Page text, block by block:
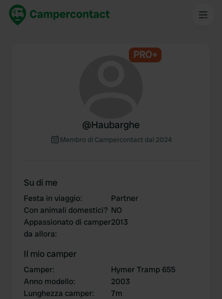
PRO+
@Haubarghe
Membro di Campercontact dal 2024
Su di me
Festa in viaggio:
Partner
Con animali domestici? NO
Appassionato di camper
da allora:
2013
Il mio camper
Camper:
Hymer Tramp 655
Anno modello:
2003
Lunghezza camper:
7m